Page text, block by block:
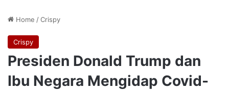
Home /Crispy
Crispy
Presiden Donald Trump dan
Ibu Negara Mengidap Covid-